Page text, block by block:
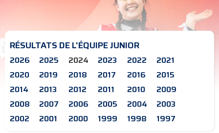
RÉSULTATS DE L'ÉQUIPE JUNIOR
2026 2025 2024 2023 2022
2021
2020
2019 2018 2017 2016
2015
2014
2013 2012 2011 2010
2009
2008
2007 2006 2005 2004
2003
2002
2001 2000 1999 1998 1997